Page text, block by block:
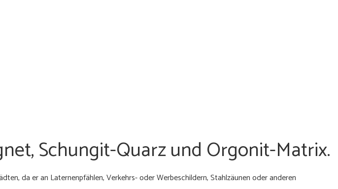
Schungit-Quarz und Orgonit-Matrix.
da er an Laternenpfählen, Verkehrs- oder Werbeschildern, Stahlzäunen oder anderen